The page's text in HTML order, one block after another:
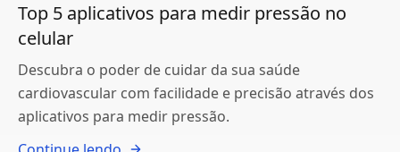
Top 5 aplicativos para medir pressão no
celular
Descubra o poder de cuidar da sua saúde
cardiovascular com facilidade e precisão através dos
aplicativos para medir pressão.